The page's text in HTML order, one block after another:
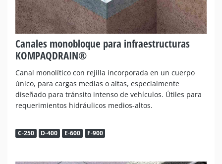
Canales monobloque para infraestructuras
KOMPAQDRAIN®
Canal monolítico con rejilla incorporada en un cuerpo
único, para cargas medias o altas, especialmente
diseñado para tránsito intenso de vehículos. Útiles para
requerimientos hidráulicos medios-altos.
C-250 D-400 E-600 F-900